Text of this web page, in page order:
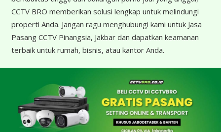
CCTV BRO memberikan solusi lengkap untuk melindungi
properti Anda. Jangan ragu menghubungi kami untuk Jasa
Pasang CCTV Pinangsia, Jakbar dan dapatkan keamanan
terbaik untuk rumah, bisnis, atau kantor Anda.